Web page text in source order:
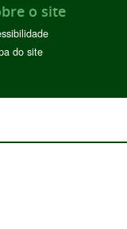
o site
do site